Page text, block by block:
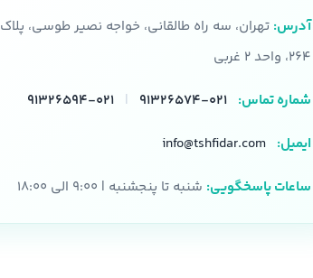
آدرس: تهران، سه راه طالقانی، خواجه نصیر طوسی، پلاک
۲۶۴، واحد ۲ غربی
شماره تماس: ۰۲۱-۹۱۳۲۶۵۷۴ | ۰۲۱-۹۱۳۲۶۵۹۴
ایمیل: info@tshfidar.com
ساعات پاسخگویی: شنبه تا پنجشنبه | ۹:۰۰ الی ۱۸:۰۰